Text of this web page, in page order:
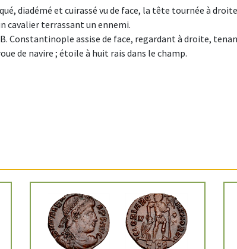
diadémé et cuirassé vu de face, la tête tournée à
cavalier terrassant un ennemi.
Constantinople assise de face, regardant à droite,
de navire ; étoile à huit rais dans le champ.